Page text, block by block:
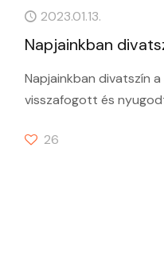
2023.01.13.
Napjainkban
Napjainkban divatszín a
visszafogott és
26